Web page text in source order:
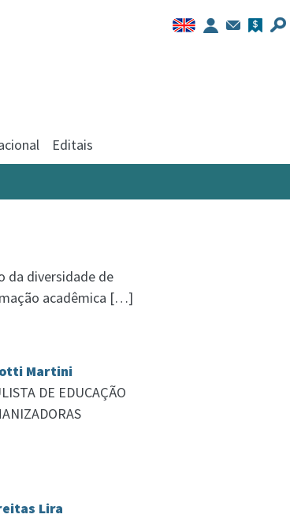
Editais
da diversidade de
acadêmica […]
Martini
DE EDUCAÇÃO
Lira